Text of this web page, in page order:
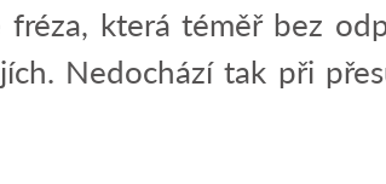
která téměř bez
Nedochází tak při